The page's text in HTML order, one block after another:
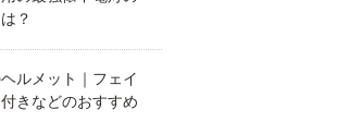
？
ルメット｜フェイ
きなどのおすすめ